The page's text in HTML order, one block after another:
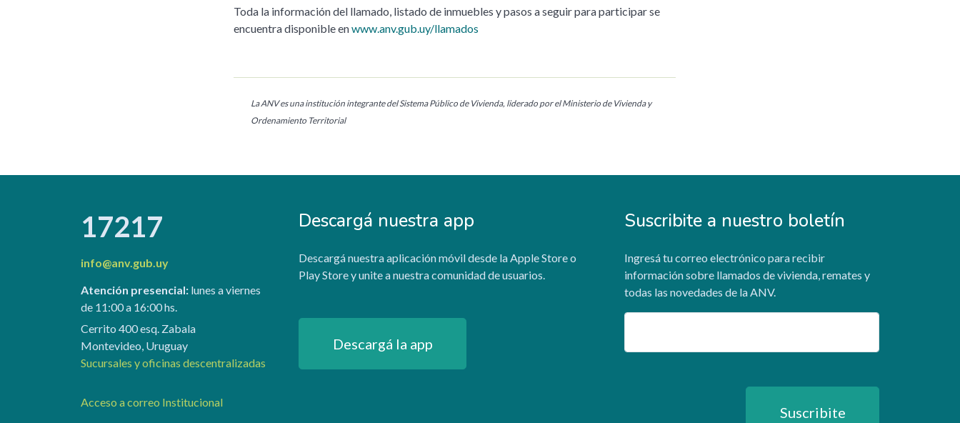
Toda la información del llamado, listado de inmuebles y pasos a seguir para participar se
encuentra disponible enwww.anv.gub.uy/llamados
La ANV es una institución integrante del Sistema Público de Vivienda, liderado por el Ministerio de Vivienda y
Ordenamiento Territorial
17217
info@anv.gub.uy
Atención presencial:lunes a viernes
de 11:00 a 16:00 hs.
Cerrito 400 esq. Zabala
Montevideo, Uruguay
Sucursales y oficinas descentralizadas
Acceso a correo Institucional
Descargá nuestra app
Descargá nuestra aplicación móvil desde la Apple Store o
Play Store y unite a nuestra comunidad de usuarios.
Descargá la app
Suscribite a nuestro boletín
Ingresá tu correo electrónico para recibir
información sobre llamados de vivienda, remates y
todas las novedades de la ANV.
Email
Suscribite